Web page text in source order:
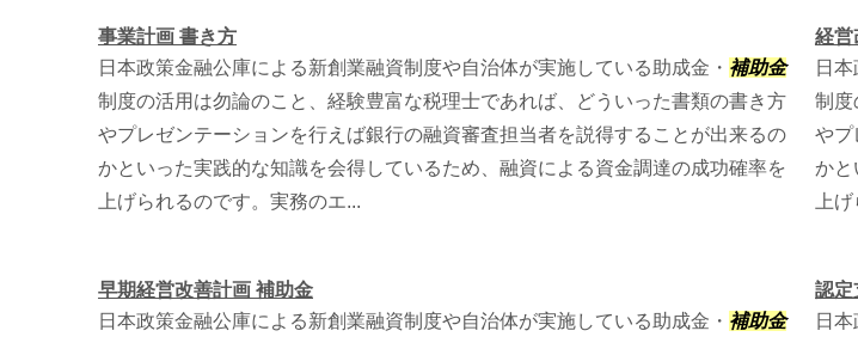
事業計画 書き方
日本政策金融公庫による新創業融資制度や自治体が実施している助成金・ 補助金
制度の活用は勿論のこと、経験豊富な税理士であれば、どういった書類の書き方
やプレゼンテーションを行えば銀行の融資審査担当者を説得することが出来るの
かといった実践的な知識を会得しているため、融資による資金調達の成功確率を
上げられるのです。実務のエ...
経営
日
制度
やプ
かと
上
早期経営改善計画 補助金
日本政策金融公庫による新創業融資制度や自治体が実施している助成金・ 補助金
認定
日